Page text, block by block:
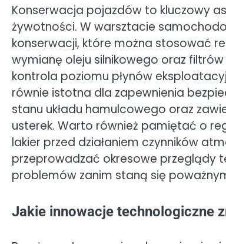
Konserwacja pojazdów to kluczowy
żywotności. W warsztacie
konserwacji, które można stosować
wymianę oleju silnikowego oraz
kontrola poziomu płynów
równie istotna dla zapewnienia
stanu układu hamulcowego oraz
usterek. Warto również pamiętać o
lakier przed działaniem czynników
przeprowadzać okresowe przeglądy
problemów zanim staną się
Jakie innowacje technologiczne